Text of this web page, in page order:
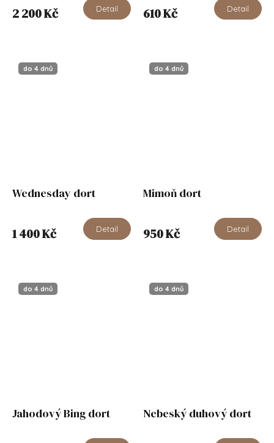
2 200 Kč Detail 610 Kč Detail
do 4 dnů
Wednesday dort
1 400 Kč Detail
do 4 dnů
Mimoň dort
950 Kč Detail
do 4 dnů
Jahodový Bing dort
do 4 dnů
Nebeský duhový dort